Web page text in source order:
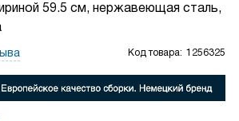
59.5 см, нержавеющая сталь,
Код товара: 1256325